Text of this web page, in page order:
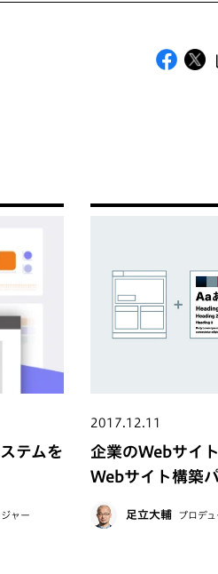
テムを
ャー
2017.12.11
企業のWebサイ
Webサイト構築
足立大輔 プロデ